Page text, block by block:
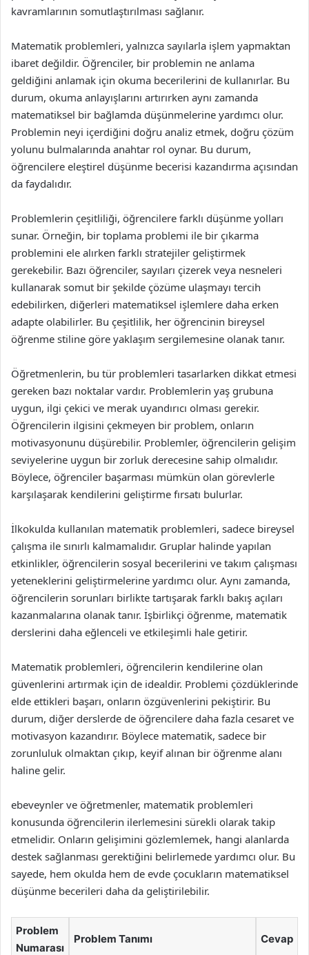
kavramlarının somutlaştırılması sağlanır.
Matematik problemleri, yalnızca sayılarla işlem yapmaktan
ibaret değildir. Öğrenciler, bir problemin ne anlama
geldiğini anlamak için okuma becerilerini de kullanırlar. Bu
durum, okuma anlayışlarını artırırken aynı zamanda
matematiksel bir bağlamda düşünmelerine yardımcı olur.
Problemin neyi içerdiğini doğru analiz etmek, doğru çözüm
yolunu bulmalarında anahtar rol oynar. Bu durum,
öğrencilere eleştirel düşünme becerisi kazandırma açısından
da faydalıdır.
Problemlerin çeşitliliği, öğrencilere farklı düşünme yolları
sunar. Örneğin, bir toplama problemi ile bir çıkarma
problemini ele alırken farklı stratejiler geliştirmek
gerekebilir. Bazı öğrenciler, sayıları çizerek veya nesneleri
kullanarak somut bir şekilde çözüme ulaşmayı tercih
edebilirken, diğerleri matematiksel işlemlere daha erken
adapte olabilirler. Bu çeşitlilik, her öğrencinin bireysel
öğrenme stiline göre yaklaşım sergilemesine olanak tanır.
Öğretmenlerin, bu tür problemleri tasarlarken dikkat etmesi
gereken bazı noktalar vardır. Problemlerin yaş grubuna
uygun, ilgi çekici ve merak uyandırıcı olması gerekir.
Öğrencilerin ilgisini çekmeyen bir problem, onların
motivasyonunu düşürebilir. Problemler, öğrencilerin gelişim
seviyelerine uygun bir zorluk derecesine sahip olmalıdır.
Böylece, öğrenciler başarması mümkün olan görevlerle
karşılaşarak kendilerini geliştirme fırsatı bulurlar.
İlkokulda kullanılan matematik problemleri, sadece bireysel
çalışma ile sınırlı kalmamalıdır. Gruplar halinde yapılan
etkinlikler, öğrencilerin sosyal becerilerini ve takım çalışması
yeteneklerini geliştirmelerine yardımcı olur. Aynı zamanda,
öğrencilerin sorunları birlikte tartışarak farklı bakış açıları
kazanmalarına olanak tanır. İşbirlikçi öğrenme, matematik
derslerini daha eğlenceli ve etkileşimli hale getirir.
Matematik problemleri, öğrencilerin kendilerine olan
güvenlerini artırmak için de idealdir. Problemi çözdüklerinde
elde ettikleri başarı, onların özgüvenlerini pekiştirir. Bu
durum, diğer derslerde de öğrencilere daha fazla cesaret ve
motivasyon kazandırır. Böylece matematik, sadece bir
zorunluluk olmaktan çıkıp, keyif alınan bir öğrenme alanı
haline gelir.
ebeveynler ve öğretmenler, matematik problemleri
konusunda öğrencilerin ilerlemesini sürekli olarak takip
etmelidir. Onların gelişimini gözlemlemek, hangi alanlarda
destek sağlanması gerektiğini belirlemede yardımcı olur. Bu
sayede, hem okulda hem de evde çocukların matematiksel
düşünme becerileri daha da geliştirilebilir.
Problem
Numarası
Problem Tanımı Cevap